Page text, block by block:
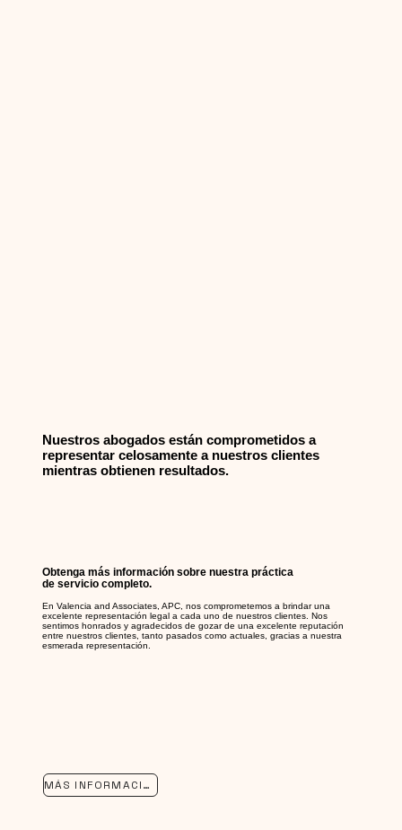
Nuestros abogados están comprometidos a
representar celosamente a nuestros clientes
mientras obtienen resultados.
Obtenga más información sobre nuestra práctica
de servicio completo.
En Valencia and Associates, APC, nos comprometemos a brindar una
excelente representación legal a cada uno de nuestros clientes. Nos
sentimos honrados y agradecidos de gozar de una excelente reputación
entre nuestros clientes, tanto pasados como actuales, gracias a nuestra
esmerada representación.
MÁS INFORMACIÓN